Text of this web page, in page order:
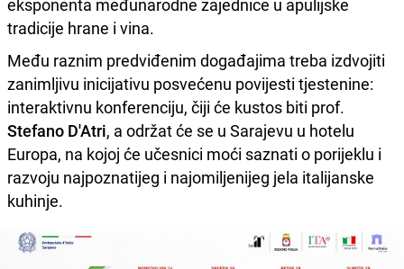
eksponenta međunarodne zajednice u apulijske
tradicije hrane i vina.
Među raznim predviđenim događajima treba izdvojiti
zanimljivu inicijativu posvećenu povijesti tjestenine:
interaktivnu konferenciju, čiji će kustos biti prof.
Stefano D'Atri, a održat će se u Sarajevu u hotelu
Europa, na kojoj će učesnici moći saznati o porijeklu i
razvoju najpoznatijeg i najomiljenijeg jela italijanske
kuhinje.